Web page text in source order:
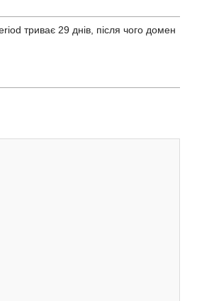
триває 29 днів, після чого домен